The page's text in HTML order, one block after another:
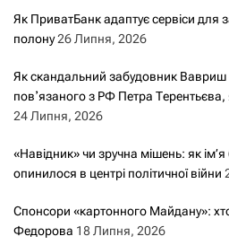
Як ПриватБанк адаптує сервіси для
полону26 Липня, 2026
Як скандальний забудовник
повʼязаного з РФ Петра
24 Липня, 2026
«Навідник» чи зручна мішень: як
опинилося в центрі політичної війни
Спонсори «картонного Майдану»:
Федорова 18 Липня, 2026